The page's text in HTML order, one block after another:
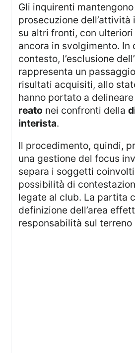
Gli inquirenti mantengono la
prosecuzione
su altri fronti, con
ancora in svolgimento. In
contesto, l’esclusione
rappresenta un
risultati acquisiti, allo
hanno portato a delineare
reato nei confronti della
interista.
Il procedimento, quindi, prosegue con
una gestione del focus
separa i soggetti
possibilità di
legate al club. La partita
definizione dell’area
responsabilità sul